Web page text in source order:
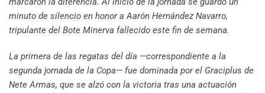
minuto de silencio en honor a Aarón Hernández Navarro,
tripulante del Bote Minerva fallecido este fin de semana.
La primera de las regatas del día —correspondiente a la
segunda jornada de la Copa— fue dominada por el Graciplus de
Nete Armas, que se alzó con la victoria tras una actuación